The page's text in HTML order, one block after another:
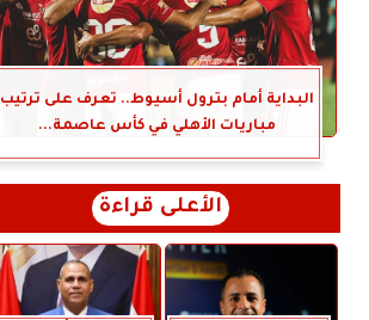
البداية أمام بترول أسيوط.. تعرف على ترتيب
مباريات الأهلي في كأس عاصمة...
الأعلى قراءة